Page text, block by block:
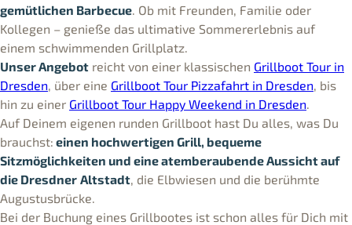
gemütlichen Barbecue. Ob mit Freunden, Familie oder
Kollegen – genieße das ultimative Sommererlebnis auf
einem schwimmenden Grillplatz.
Unser Angebot reicht von einer klassischen Grillboot Tour in
Dresden, über eine Grillboot Tour Pizzafahrt in Dresden, bis
hin zu einer Grillboot Tour Happy Weekend in Dresden.
Auf Deinem eigenen runden Grillboot hast Du alles, was Du
brauchst: einen hochwertigen Grill, bequeme
Sitzmöglichkeiten und eine atemberaubende Aussicht auf
die Dresdner Altstadt, die Elbwiesen und die berühmte
Augustusbrücke.
Bei der Buchung eines Grillbootes ist schon alles für Dich mit